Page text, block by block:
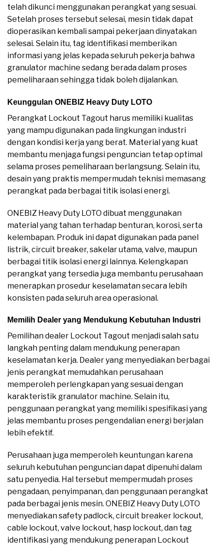
telah dikunci menggunakan perangkat yang sesuai.
Setelah proses tersebut selesai, mesin tidak dapat
dioperasikan kembali sampai pekerjaan dinyatakan
selesai. Selain itu, tag identifikasi memberikan
informasi yang jelas kepada seluruh pekerja bahwa
granulator machine sedang berada dalam proses
pemeliharaan sehingga tidak boleh dijalankan.
Keunggulan ONEBIZ Heavy Duty LOTO
Perangkat Lockout Tagout harus memiliki kualitas
yang mampu digunakan pada lingkungan industri
dengan kondisi kerja yang berat. Material yang kuat
membantu menjaga fungsi penguncian tetap optimal
selama proses pemeliharaan berlangsung. Selain itu,
desain yang praktis mempermudah teknisi memasang
perangkat pada berbagai titik isolasi energi.
ONEBIZ Heavy Duty LOTO dibuat menggunakan
material yang tahan terhadap benturan, korosi, serta
kelembapan. Produk ini dapat digunakan pada panel
listrik, circuit breaker, sakelar utama, valve, maupun
berbagai titik isolasi energi lainnya. Kelengkapan
perangkat yang tersedia juga membantu perusahaan
menerapkan prosedur keselamatan secara lebih
konsisten pada seluruh area operasional.
Memilih Dealer yang Mendukung Kebutuhan Industri
Pemilihan dealer Lockout Tagout menjadi salah satu
langkah penting dalam mendukung penerapan
keselamatan kerja. Dealer yang menyediakan berbagai
jenis perangkat memudahkan perusahaan
memperoleh perlengkapan yang sesuai dengan
karakteristik granulator machine. Selain itu,
penggunaan perangkat yang memiliki spesifikasi yang
jelas membantu proses pengendalian energi berjalan
lebih efektif.
Perusahaan juga memperoleh keuntungan karena
seluruh kebutuhan penguncian dapat dipenuhi dalam
satu penyedia. Hal tersebut mempermudah proses
pengadaan, penyimpanan, dan penggunaan perangkat
pada berbagai jenis mesin. ONEBIZ Heavy Duty LOTO
menyediakan safety padlock, circuit breaker lockout,
cable lockout, valve lockout, hasp lockout, dan tag
identifikasi yang mendukung penerapan Lockout